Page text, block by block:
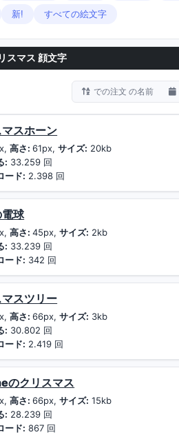
新! すべての絵文字
スマス 顔文字
での注文 の名前
スホーン
高さ:61px,サイズ: 20kb
: 33.259 回
ード: 2.398 回
球
高さ:45px,サイズ: 2kb
: 33.239 回
ード: 342 回
スツリー
高さ:66px,サイズ: 3kb
: 30.802 回
ード: 2.419 回
のクリスマス
高さ:66px,サイズ: 15kb
: 28.239 回
ード: 867 回